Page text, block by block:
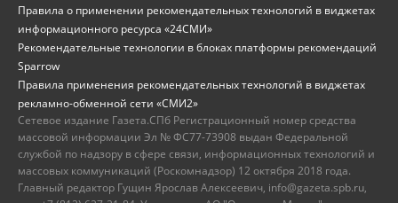
Правила о применении рекомендательных технологий в виджетах
информационного ресурса «24СМИ»
Рекомендательные технологии в блоках платформы рекомендаций
Sparrow
Правила применения рекомендательных технологий в виджетах
рекламно-обменной сети «СМИ2»
Сетевое издание Газета.СПб Регистрационный номер средства
массовой информации Эл № ФС77-73908 выдан Федеральной
службой по надзору в сфере связи, информационных технологий и
массовых коммуникаций (Роскомнадзор) 12 октября 2018 года.
Главный редактор Гущин Ярослав Алексеевич, info@gazeta.spb.ru,